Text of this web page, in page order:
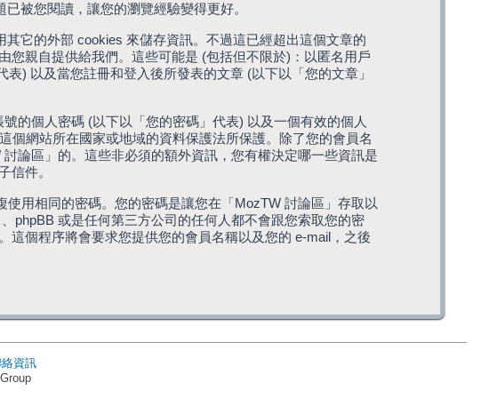
被您閱讀，讓您的瀏覽經驗變得更好。
它的外部 cookies 來儲存資訊。不過這已經超出這個文章的
您親自提供給我們。這些可能是 (包括但不限於)：以匿名用戶
) 以及當您註冊和登入後所發表的文章 (以下以「您的文章」
的個人密碼 (以下以「您的密碼」代表) 以及一個有效的個人
個網站所在國家或地域的資料保護法所保護。除了您的會員名
論區」的。這些非必須的額外資訊，您有權決定哪一些資訊是
信件。
用相同的密碼。您的密碼是讓您在「MozTW 討論區」存取以
phpBB 或是任何第三方公司的任何人都不會跟您索取您的密
個程序將會要求您提供您的會員名稱以及您的 e-mail，之後
資訊